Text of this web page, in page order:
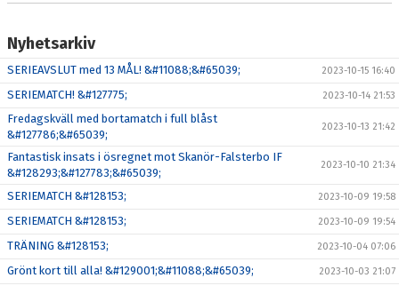
Nyhetsarkiv
SERIEAVSLUT med 13 MÅL! &#11088;&#65039; 2023-10-15 16:40
SERIEMATCH! &#127775; 2023-10-14 21:53
Fredagskväll med bortamatch i full blåst
&#127786;&#65039;
2023-10-13 21:42
Fantastisk insats i ösregnet mot Skanör-Falsterbo IF
&#128293;&#127783;&#65039;
2023-10-10 21:34
SERIEMATCH &#128153; 2023-10-09 19:58
SERIEMATCH &#128153; 2023-10-09 19:54
TRÄNING &#128153; 2023-10-04 07:06
Grönt kort till alla! &#129001;&#11088;&#65039; 2023-10-03 21:07